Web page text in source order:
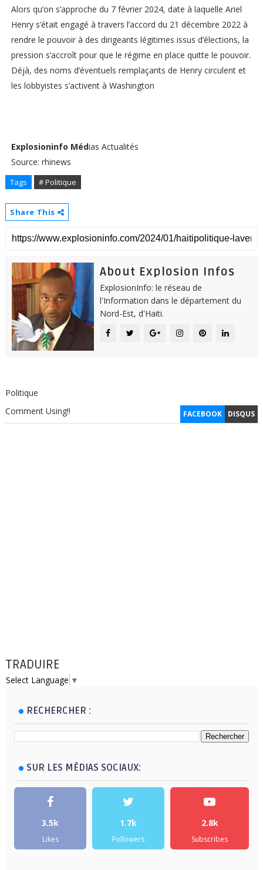
Alors qu’on s’approche du 7 février 2024, date à laquelle Ariel
Henry s’était engagé à travers l’accord du 21 décembre 2022 à
rendre le pouvoir à des dirigeants légitimes issus d’élections, la
pression s’accroît pour que le régime en place quitte le pouvoir.
Déjà, des noms d’éventuels remplaçants de Henry circulent et
les lobbyistes s’activent à Washington
Explosioninfo Médias Actualités
Source: rhinews
Tags # Politique
Share This
About Explosion Infos
ExplosionInfo: le réseau de
l'Information dans le département du
Nord-Est, d'Haiti.
Politique
FACEBOOK DISQUS
Comment Using!!
TRADUIRE
Select Language ▼
RECHERCHER :
SUR LES MÉDIAS SOCIAUX:
3.5k
Likes
1.7k
Followers
2.8k
Subscribes